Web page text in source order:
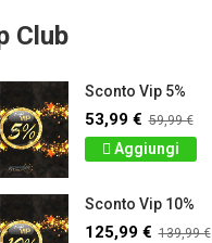
Club
Sconto Vip 5%
53,99 € 59,99 €
Aggiungi
Sconto Vip 10%
125,99 € 139,99 €